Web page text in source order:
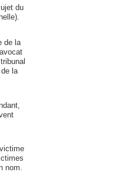
du
de la
la
nom.